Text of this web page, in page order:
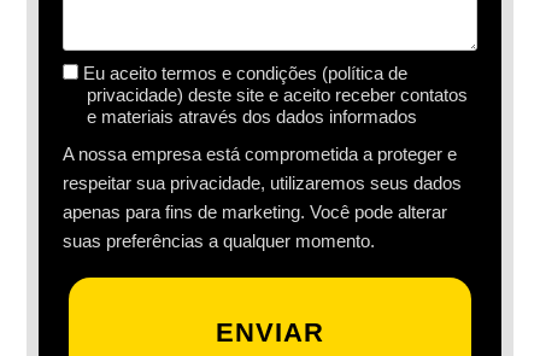
Eu aceito termos e condições (política de
privacidade) deste site e aceito receber contatos
e materiais através dos dados informados
A nossa empresa está comprometida a proteger e
respeitar sua privacidade, utilizaremos seus dados
apenas para fins de marketing. Você pode alterar
suas preferências a qualquer momento.
ENVIAR